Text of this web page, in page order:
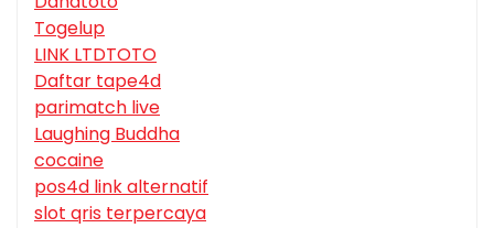
Togelup
LINK LTDTOTO
Daftar tape4d
parimatch live
Laughing Buddha
cocaine
pos4d link alternatif
slot qris terpercaya